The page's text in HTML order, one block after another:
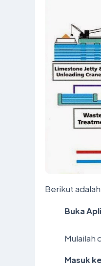
Berikut
Buka
Mulailah
Masuk